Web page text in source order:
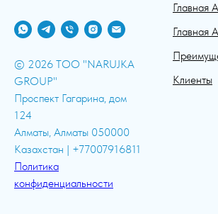
© 2026 ТОО "NARUJKA
GROUP"
Проспект Гагарина, дом
124
Алматы, Алматы 050000
Казахстан | +77007916811
Политика
конфиденциальности
Главная
Главная
Клиенты